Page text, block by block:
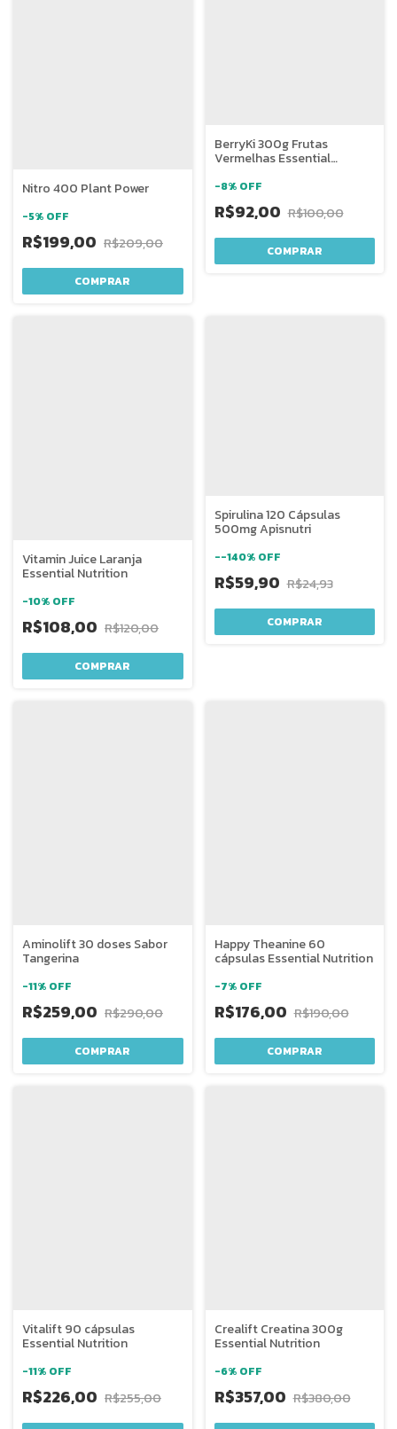
Nitro 400 Plant Power
-5% OFF
R$199,00 R$209,00
BerryKi 300g Frutas
Vermelhas Essential
-8% OFF
R$92,00 R$100,00
Vitamin Juice Laranja
Essential Nutrition
-10% OFF
R$108,00 R$120,00
Spirulina 120 Cápsulas
500mg Apisnutri
--140% OFF
R$59,90 R$24,93
Aminolift 30 doses Sabor
Tangerina
-11% OFF
R$259,00 R$290,00
Happy Theanine 60
cápsulas Essential Nutrition
-7% OFF
R$176,00 R$190,00
Vitalift 90 cápsulas
Essential Nutrition
-11% OFF
R$226,00 R$255,00
Crealift Creatina 300g
Essential Nutrition
-6% OFF
R$357,00 R$380,00